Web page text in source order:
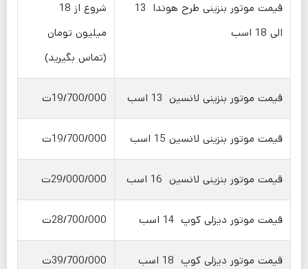
قیمت موتور بنزینی طرح هوندا 13
الی 18 اسب
شروع از 18
میلیون تومان
(تماس بگیرید)
قیمت موتور بنزینی لانسین 13 اسب 19/700/000ت
قیمت موتور بنزینی لانسین 15 اسب 19/700/000ت
قیمت موتور بنزینی لانسین 16 اسب 29/000/000ت
قیمت موتور دیزلی کوپ 14 اسب 28/700/000ت
قیمت موتور دیزلی کوپ 18 اسب 39/700/000ت